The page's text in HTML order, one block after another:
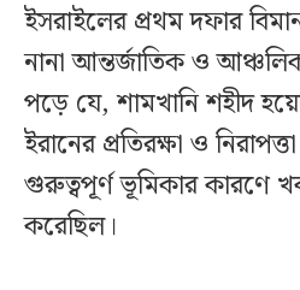
ইসরাইলের প্রথম দফার
নানা আন্তর্জাতিক ও
পড়ে যে, শামখানি শহীদ
ইরানের প্রতিরক্ষা ও
গুরুত্বপূর্ণ ভূমিকার কারণে
করেছিল।